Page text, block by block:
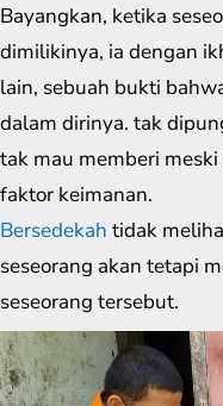
Bayangkan, ketika
dimilikinya, ia dengan
lain, sebuah bukti
dalam dirinya. tak
tak mau memberi
faktor keimanan.
Bersedekah tidak
seseorang akan tetapi
seseorang tersebut.